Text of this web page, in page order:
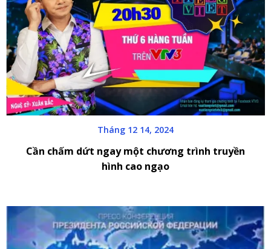
Tháng 12 14, 2024
Cần chấm dứt ngay một chương trình truyền
hình cao ngạo